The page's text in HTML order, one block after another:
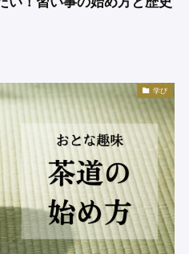
学び